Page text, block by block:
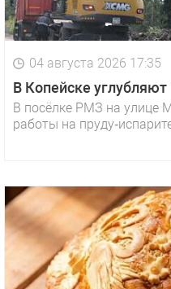
04 августа 2026 17:35
В Копейске
В посёлке РМЗ на улице
работы на